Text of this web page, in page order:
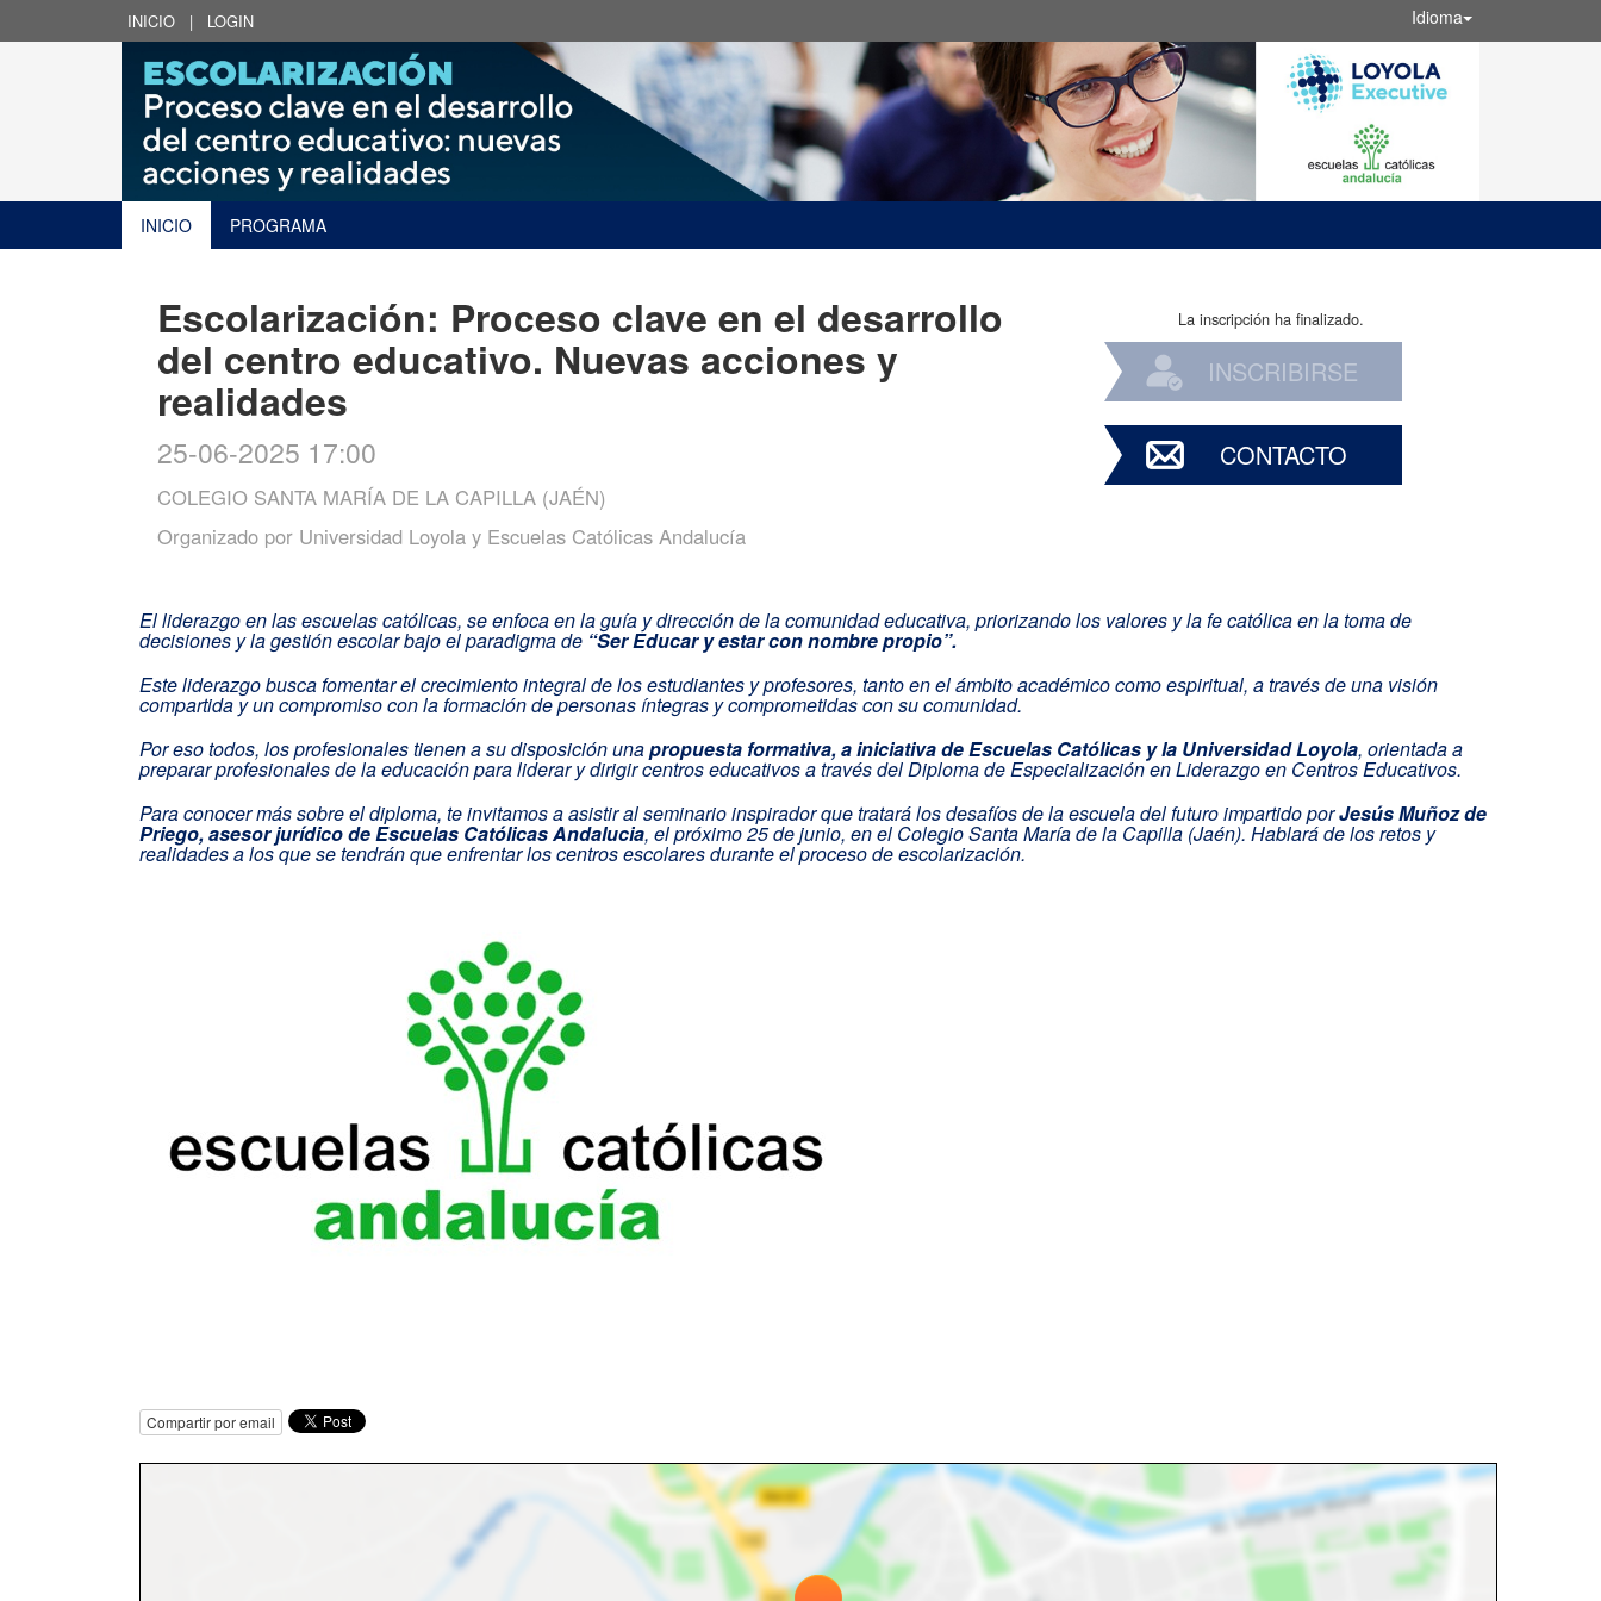
INICIO | LOGIN Idioma
INICIO PROGRAMA
Escolarización: Proceso clave en el desarrollo
del centro educativo. Nuevas acciones y
realidades
25-06-2025 17:00
COLEGIO SANTA MARÍA DE LA CAPILLA (JAÉN)
Organizado por Universidad Loyola y Escuelas Católicas Andalucía
La inscripción ha finalizado.
INSCRIBIRSE
CONTACTO
El liderazgo en las escuelas católicas, se enfoca en la guía y dirección de la comunidad educativa, priorizando los valores y la fe católica en la toma de
decisiones y la gestión escolar bajo el paradigma de “Ser Educar y estar con nombre propio”.
Este liderazgo busca fomentar el crecimiento integral de los estudiantes y profesores, tanto en el ámbito académico como espiritual, a través de una visión
compartida y un compromiso con la formación de personas íntegras y comprometidas con su comunidad.
Por eso todos, los profesionales tienen a su disposición unapropuesta formativa, a iniciativa de Escuelas Católicas y la Universidad Loyola, orientada a
preparar profesionales de la educación para liderar y dirigir centros educativos a través del Diploma de Especialización en Liderazgo en Centros Educativos.
Para conocer más sobre el diploma, te invitamos a asistir al seminario inspirador que tratará los desafíos de la escuela del futuro impartido porJesús Muñoz de
Priego, asesor jurídico de Escuelas Católicas Andalucia, el próximo 25 de junio, en el Colegio Santa María de la Capilla (Jaén). Hablará de los retos y
realidades a los que se tendrán que enfrentar los centros escolares durante el proceso de escolarización.
Compartir por email